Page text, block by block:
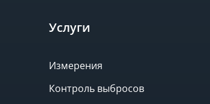
Услуги
Измерения
Контроль выбросов